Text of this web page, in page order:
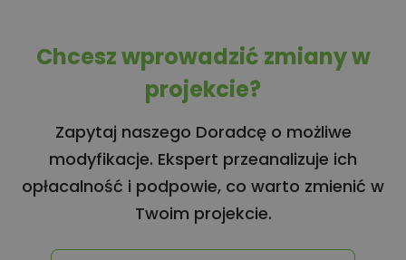
Chcesz wprowadzić zmiany w
projekcie?
Zapytaj naszego Doradcę o możliwe
modyfikacje. Ekspert przeanalizuje ich
opłacalność i podpowie, co warto zmienić w
Twoim projekcie.